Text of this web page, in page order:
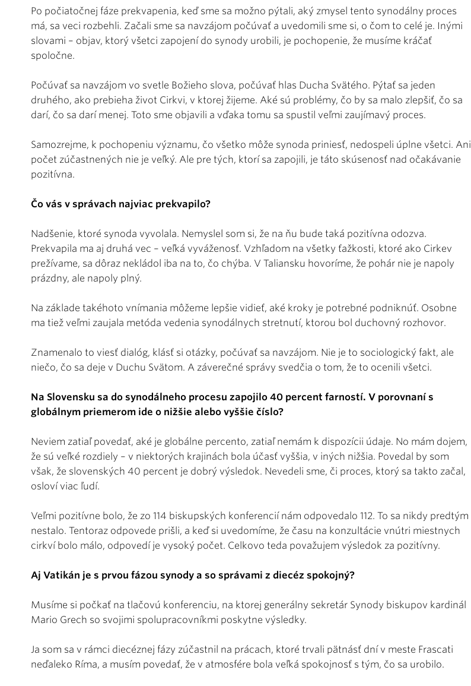
Po počiatočnej fáze prekvapenia, keď sme sa možno pýtali, aký zmysel tento synodálny proces
má, sa veci rozbehli. Začali sme sa navzájom počúvať a uvedomili sme si, o čom to celé je. Inými
slovami – objav, ktorý všetci zapojení do synody urobili, je pochopenie, že musíme kráčať
spoločne.
Počúvať sa navzájom vo svetle Božieho slova, počúvať hlas Ducha Svätého. Pýtať sa jeden
druhého, ako prebieha život Cirkvi, v ktorej žijeme. Aké sú problémy, čo by sa malo zlepšiť, čo sa
darí, čo sa darí menej. Toto sme objavili a vďaka tomu sa spustil veľmi zaujímavý proces.
Samozrejme, k pochopeniu významu, čo všetko môže synoda priniesť, nedospeli úplne všetci. Ani
počet zúčastnených nie je veľký. Ale pre tých, ktorí sa zapojili, je táto skúsenosť nad očakávanie
pozitívna.
Čo vás v správach najviac prekvapilo?
Nadšenie, ktoré synoda vyvolala. Nemyslel som si, že na ňu bude taká pozitívna odozva.
Prekvapila ma aj druhá vec – veľká vyváženosť. Vzhľadom na všetky ťažkosti, ktoré ako Cirkev
prežívame, sa dôraz nekládol iba na to, čo chýba. V Taliansku hovoríme, že pohár nie je napoly
prázdny, ale napoly plný.
Na základe takéhoto vnímania môžeme lepšie vidieť, aké kroky je potrebné podniknúť. Osobne
ma tiež veľmi zaujala metóda vedenia synodálnych stretnutí, ktorou bol duchovný rozhovor.
Znamenalo to viesť dialóg, klásť si otázky, počúvať sa navzájom. Nie je to sociologický fakt, ale
niečo, čo sa deje v Duchu Svätom. A záverečné správy svedčia o tom, že to ocenili všetci.
Na Slovensku sa do synodálneho procesu zapojilo 40 percent farností. V porovnaní s
globálnym priemerom ide o nižšie alebo vyššie číslo?
Neviem zatiaľ povedať, aké je globálne percento, zatiaľ nemám k dispozícii údaje. No mám dojem,
že sú veľké rozdiely – v niektorých krajinách bola účasť vyššia, v iných nižšia. Povedal by som
však, že slovenských 40 percent je dobrý výsledok. Nevedeli sme, či proces, ktorý sa takto začal,
osloví viac ľudí.
Veľmi pozitívne bolo, že zo 114 biskupských konferencií nám odpovedalo 112. To sa nikdy predtým
nestalo. Tentoraz odpovede prišli, a keď si uvedomíme, že času na konzultácie vnútri miestnych
cirkví bolo málo, odpovedí je vysoký počet. Celkovo teda považujem výsledok za pozitívny.
Aj Vatikán je s prvou fázou synody a so správami z diecéz spokojný?
Musíme si počkať na tlačovú konferenciu, na ktorej generálny sekretár Synody biskupov kardinál
Mario Grech so svojimi spolupracovníkmi poskytne výsledky.
Ja som sa v rámci diecéznej fázy zúčastnil na prácach, ktoré trvali pätnásť dní v meste Frascati
neďaleko Ríma, a musím povedať, že v atmosfére bola veľká spokojnosť s tým, čo sa urobilo.